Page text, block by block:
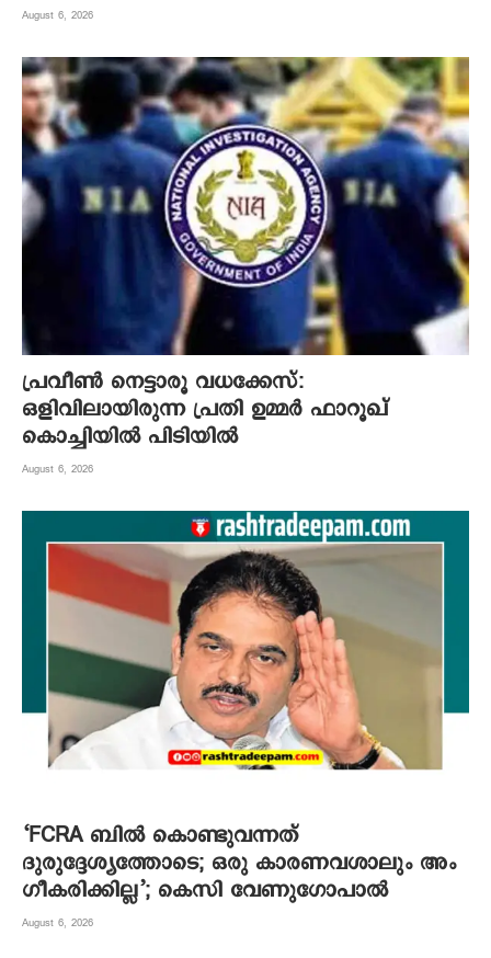
August 6, 2026
പ്രവീൺ നെട്ടാരൂ വധക്കേസ്:
ഒളിവിലായിരുന്ന പ്രതി ഉമ്മർ ഫാറൂഖ്
കൊച്ചിയിൽ പിടിയിൽ
August 6, 2026
‘FCRA ബിൽ കൊണ്ടുവന്നത്
ദുരുദ്ദേശ്യത്തോടെ; ഒരു കാരണവശാലും അം​
ഗീകരിക്കില്ല’; കെസി വേണു​ഗോപാൽ
August 6, 2026